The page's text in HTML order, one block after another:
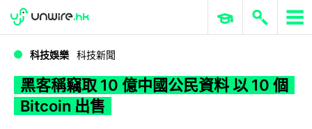
WWDC 2026 ERP 與商業 AI
科技娛樂 科技新聞
黑客稱竊取 10 億中國公民資料 以 10 個
Bitcoin 出售